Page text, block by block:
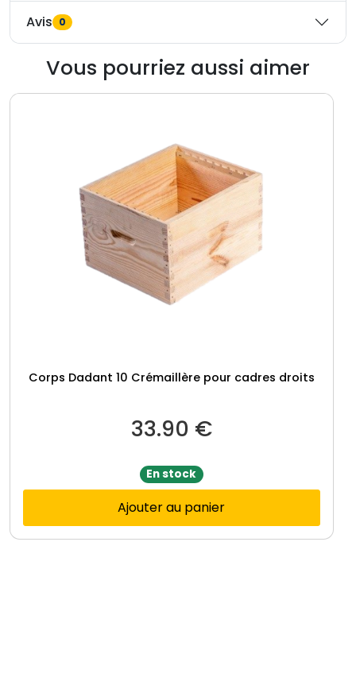
Avis 0
Vous pourriez aussi aimer
Corps Dadant 10 Crémaillère pour cadres droits
33.90 €
En stock
Ajouter au panier